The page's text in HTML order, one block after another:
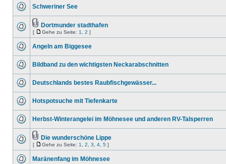
Schweriner See
Dortmunder stadthafen
[ Gehe zu Seite: 1 2 ]
Angeln am Biggesee
Bildband zu den wichtigsten Neckarabschnitten
Deutschlands bestes Raubfischgewässer...
Hotspotsuche mit Tiefenkarte
Herbst-Winterangelei im Möhnesee und anderen RV-Talsperren
Die wunderschöne Lippe
[ Gehe zu Seite: 1 2 3 4 5 ]
Maränenfang im Möhnesee